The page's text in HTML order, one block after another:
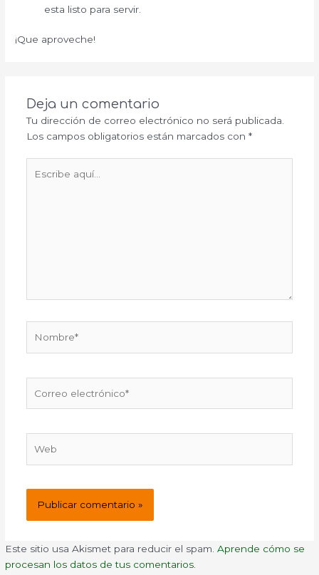
esta listo para servir.
¡Que aproveche!
Deja un comentario
Tu dirección de correo electrónico no será publicada.
Los campos obligatorios están marcados con *
aquí...
electrónico*
Este sitio usa Akismet para reducir el spam.Aprende cómo se
procesan los datos de tus comentarios.